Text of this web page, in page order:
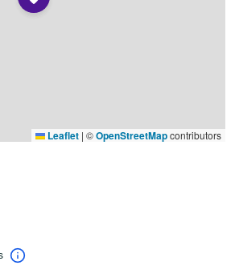
Leaflet | ©OpenStreetMapcontributors